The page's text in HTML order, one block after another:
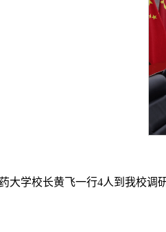
大学校长黄飞一行4人到我校